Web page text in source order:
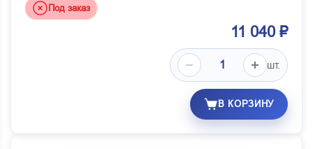
Под заказ
11 040 ₽
шт.
В КОРЗИНУ